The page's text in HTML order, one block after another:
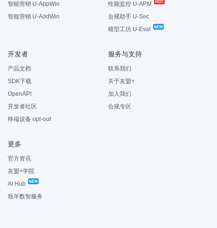
智能营销 U-AppWin
智能营销 U-AddWin
性能监控 U-APM
合规助手 U-Sec
模型工坊 U-Eval
开发者
产品文档
SDK下载
OpenAPI
开发者社区
终端设备 opt-out
服务与支持
联系我们
关于友盟+
加入我们
合规专区
更多
官方资讯
友盟+学院
AI Hub
瓴羊数智服务